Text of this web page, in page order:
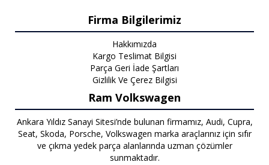
Firma Bilgilerimiz
Hakkımızda
Kargo Teslimat Bilgisi
Parça Geri İade Şartları
Gizlilik Ve Çerez Bilgisi
Ram Volkswagen
Ankara Yıldız Sanayi Sitesi’nde bulunan firmamız, Audi, Cupra,
Seat, Skoda, Porsche, Volkswagen marka araçlarınız için sıfır
ve çıkma yedek parça alanlarında uzman çözümler
sunmaktadır.